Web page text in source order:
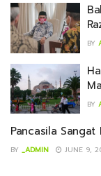
BY
BY
Pancasila Sangat
BY _ADMIN JUNE 9,